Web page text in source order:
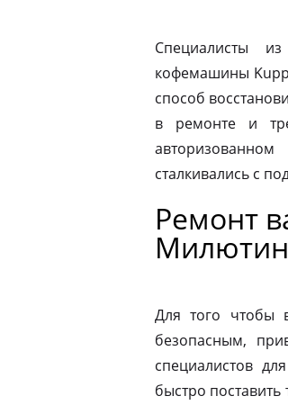
Специалисты
кофемашины
способ
в ремонте и
сталкивались с
Ремонт
Для того чтобы
безопасным,
специалистов
быстро